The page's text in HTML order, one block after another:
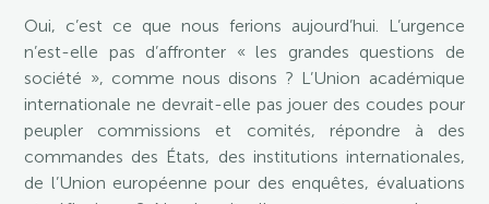
Oui, c’est ce que nous ferions aujourd’hui. L’urgence
n’est-elle pas d’affronter « les grandes questions de
société », comme nous disons ? L’Union académique
internationale ne devrait-elle pas jouer des coudes pour
peupler commissions et comités, répondre à des
commandes des États, des institutions internationales,
de l’Union européenne pour des enquêtes, évaluations